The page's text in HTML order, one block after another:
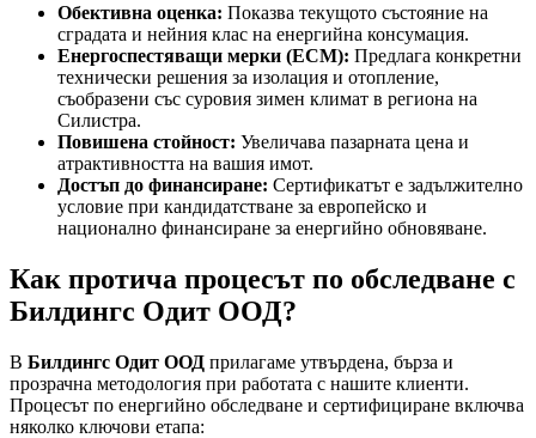
Обективна оценка: Показва текущото състояние на
сградата и нейния клас на енергийна консумация.
Енергоспестяващи мерки (ЕСМ): Предлага конкретни
технически решения за изолация и отопление,
съобразени със суровия зимен климат в региона на
Силистра.
Повишена стойност: Увеличава пазарната цена и
атрактивността на вашия имот.
Достъп до финансиране: Сертификатът е задължително
условие при кандидатстване за европейско и
национално финансиране за енергийно обновяване.
Как протича процесът по обследване с
Билдингс Одит ООД?
В Билдингс Одит ООД прилагаме утвърдена, бърза и
прозрачна методология при работата с нашите клиенти.
Процесът по енергийно обследване и сертифициране включва
няколко ключови етапа: